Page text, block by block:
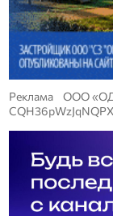
Реклама ООО